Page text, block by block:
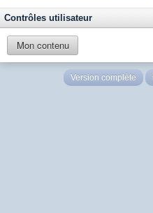
Contrôles utilisateur
Mon contenu
Version complète